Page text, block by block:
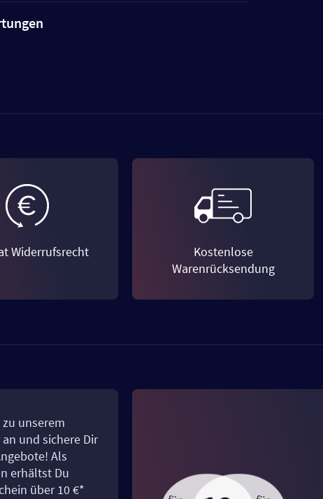
Widerrufsrecht
Kostenlose
Warenrücksendung
unserem
und sichere Dir
Als
erhältst Du
über 10 €*